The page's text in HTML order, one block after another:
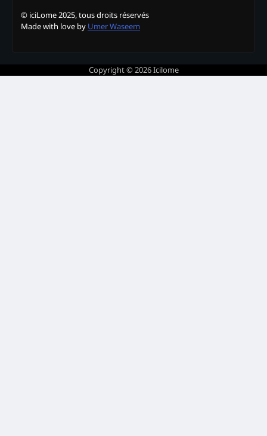
© iciLome 2025, tous droits réservés
Made with love by Umer Waseem
Copyright © 2026Icilome